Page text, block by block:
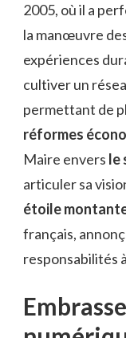
2005, où il a
la manœuvre
expériences
cultiver un
permettant de
réformes
Maire envers le
articuler sa
étoile
français,
responsabilités